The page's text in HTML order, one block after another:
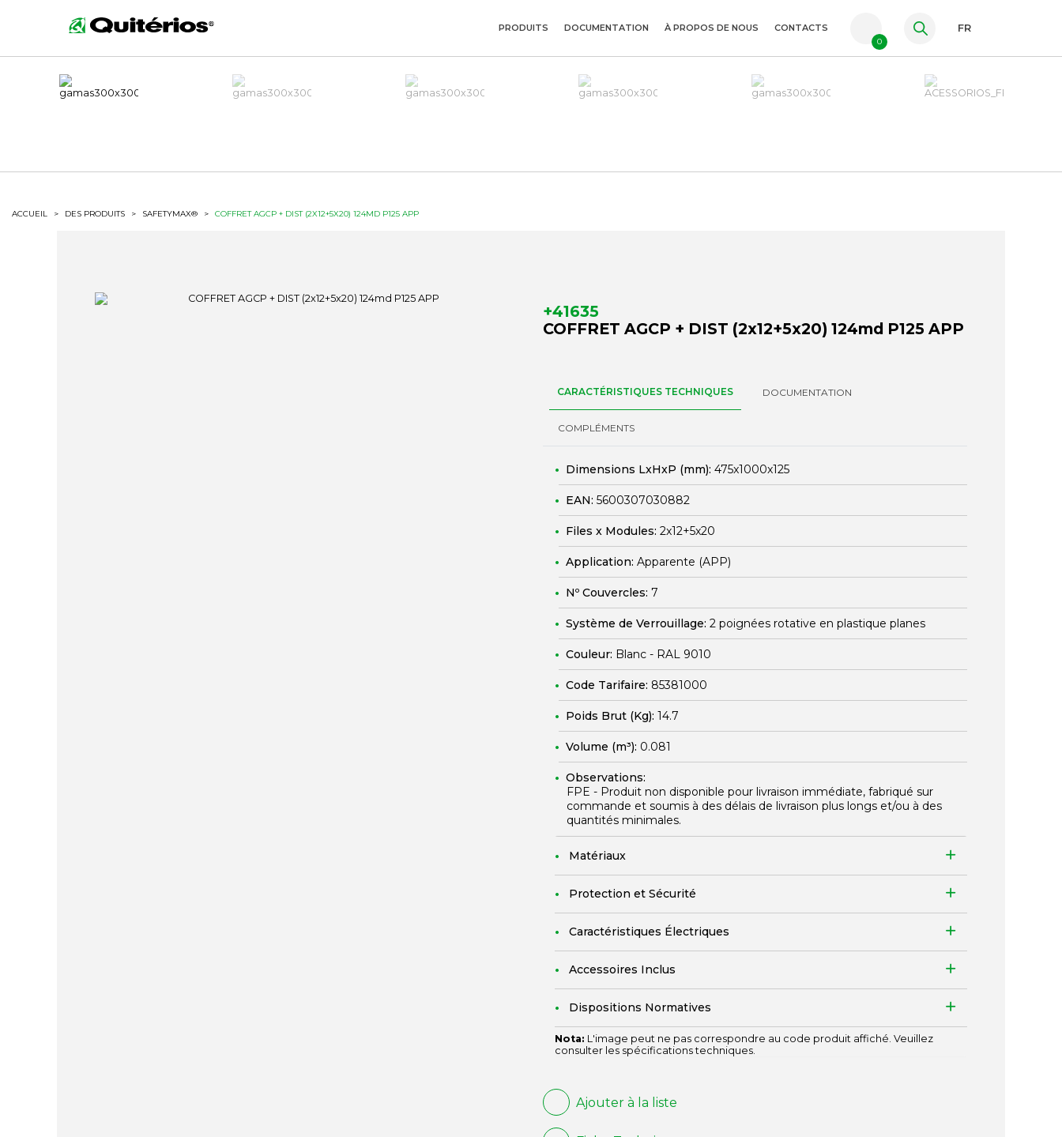
ES
PRODUITS DOCUMENTATION À PROPOS DE NOUS CONTACTS
0
FR
ACCUEIL > DES PRODUITS > SAFETYMAX® > COFFRET AGCP + DIST (2X12+5X20) 124MD P125 APP
+41635
COFFRET AGCP + DIST (2x12+5x20) 124md P125 APP
CARACTÉRISTIQUES TECHNIQUES DOCUMENTATION
COMPLÉMENTS
Dimensions LxHxP (mm): 475x1000x125
EAN: 5600307030882
Files x Modules: 2x12+5x20
Application: Apparente (APP)
Nº Couvercles: 7
Système de Verrouillage: 2 poignées rotative en plastique planes
Couleur: Blanc - RAL 9010
Code Tarifaire: 85381000
Poids Brut (Kg): 14.7
Volume (m³): 0.081
Observations:
FPE - Produit non disponible pour livraison immédiate, fabriqué sur
commande et soumis à des délais de livraison plus longs et/ou à des
quantités minimales.
Matériaux
Protection et Sécurité
Caractéristiques Électriques
Accessoires Inclus
Dispositions Normatives
Nota: L'image peut ne pas correspondre au code produit affiché. Veuillez
consulter les spécifications techniques.
Ajouter à la liste